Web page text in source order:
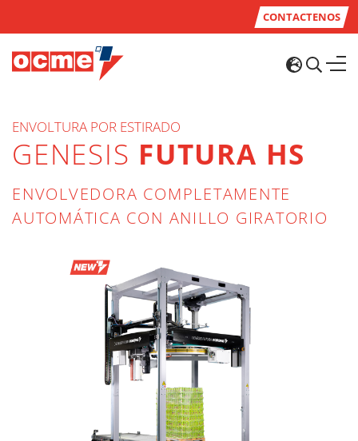
CONTACTENOS
ENVOLTURA POR ESTIRADO
GENESIS FUTURA HS
ENVOLVEDORA COMPLETAMENTE
AUTOMÁTICA CON ANILLO GIRATORIO